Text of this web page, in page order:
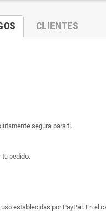
CLIENTES
segura para ti.
pedido.
establecidas por PayPal. En el